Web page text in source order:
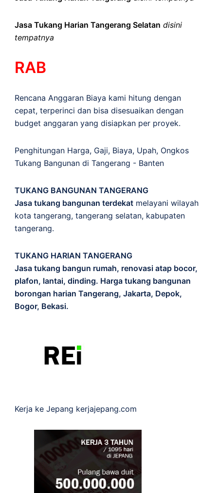
Jasa Tukang Harian Tangerang Selatan disini
tempatnya
RAB
Rencana Anggaran Biaya kami hitung dengan
cepat, terperinci dan bisa disesuaikan dengan
budget anggaran yang disiapkan per proyek.
Penghitungan Harga, Gaji, Biaya, Upah, Ongkos
Tukang Bangunan di Tangerang - Banten
TUKANG BANGUNAN TANGERANG
Jasa tukang bangunan terdekat melayani wilayah
kota tangerang, tangerang selatan, kabupaten
tangerang.
TUKANG HARIAN TANGERANG
Jasa tukang bangun rumah, renovasi atap bocor,
plafon, lantai, dinding. Harga tukang bangunan
borongan harian Tangerang, Jakarta, Depok,
Bogor, Bekasi.
Kerja ke Jepang kerjajepang.com